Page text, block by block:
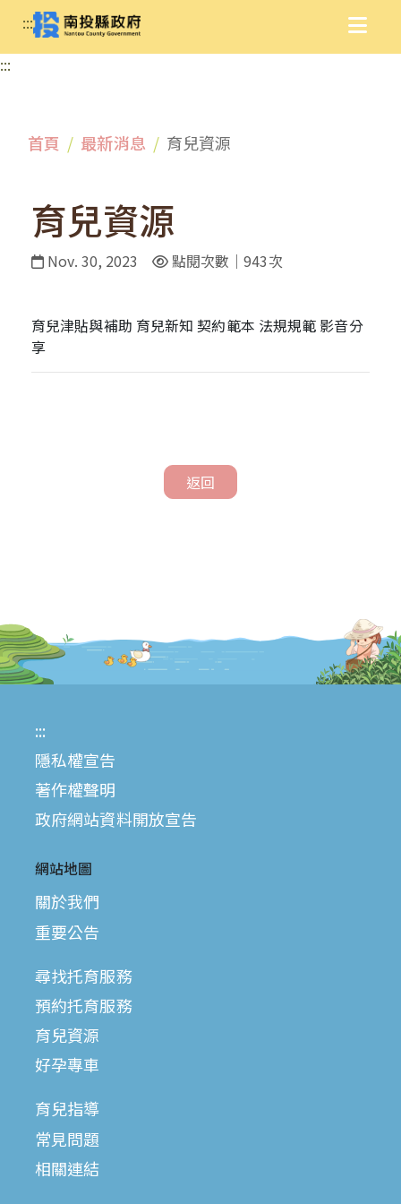
:::
:::
首頁 最新消息 育兒資源
育兒資源
Nov. 30, 2023 點閱次數｜943次
育兒津貼與補助 育兒新知 契約範本 法規規範 影音分
享
返回
:::
隱私權宣告
著作權聲明
政府網站資料開放宣告
網站地圖
關於我們
重要公告
尋找托育服務
預約托育服務
育兒資源
好孕專車
育兒指導
常見問題
相關連結